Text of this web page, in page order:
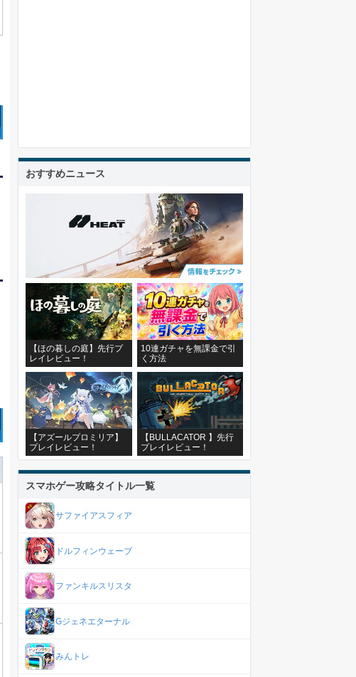
おすすめニュース
【ほの暮しの庭】先行プ
レイレビュー！
10連ガチャを無課金で引
く方法
【アズールプロミリア】
プレイレビュー！
【BULLACATOR 】先行
プレイレビュー！
スマホゲー攻略タイトル一覧
サファイアスフィア
ドルフィンウェーブ
ファンキルスリスタ
Gジェネエターナル
みんトレ